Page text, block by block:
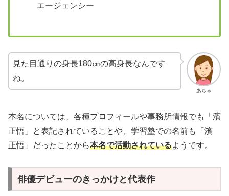
エージェンシー
あちゃ
見た目通りの身長180㎝の高身長なんです
ね。
本名については、各種プロフィールや事務所情報でも「濱
正悟」と表記されていることや、学習塾での名前も「濱
正悟」だったことから本名で活動されているようです。
俳優デビューのきっかけと代表作